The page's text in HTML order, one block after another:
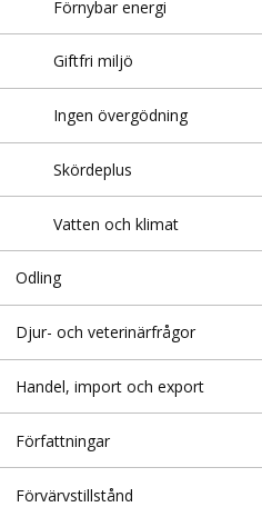
Förnybar energi
Giftfri miljö
Ingen övergödning
Skördeplus
Vatten och klimat
Odling
Djur- och veterinärfrågor
Handel, import och export
Författningar
Förvärvstillstånd